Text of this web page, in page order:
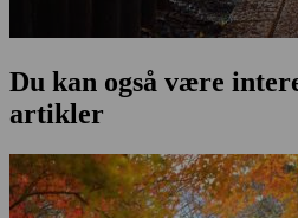
Du kan også være
artikler